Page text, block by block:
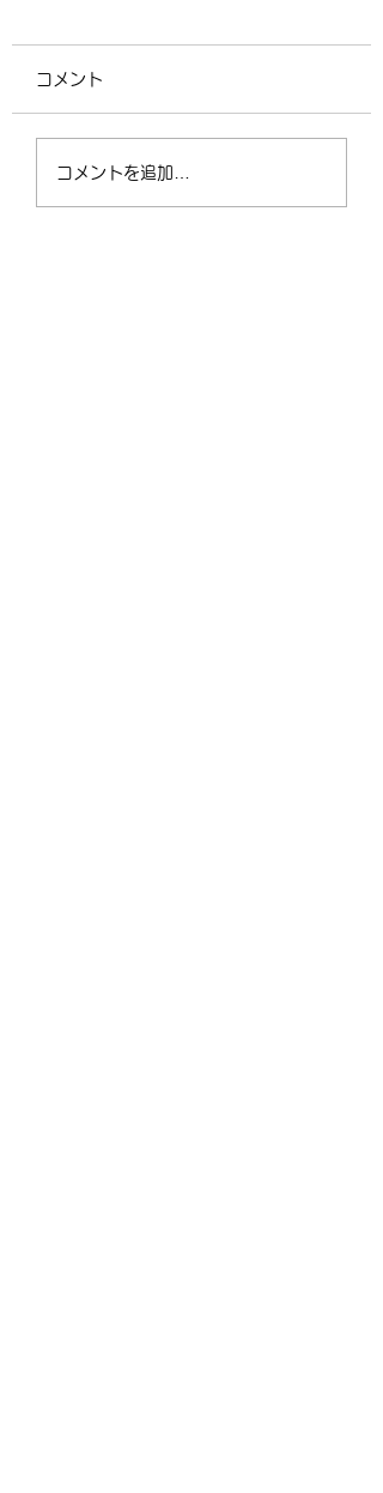
4/2（木）18:30〜
21:00 フリークラス
コメント
コメントを追加…